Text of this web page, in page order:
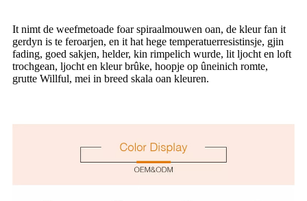
It nimt de weefmetoade foar spiraalmouwen oan, de kleur fan it
gerdyn is te feroarjen, en it hat hege temperatuerresistinsje, gjin
fading, goed sakjen, helder, kin rimpelich wurde, lit ljocht en loft
trochgean, ljocht en kleur brûke, hoopje op ûneinich romte,
grutte Willful, mei in breed skala oan kleuren.